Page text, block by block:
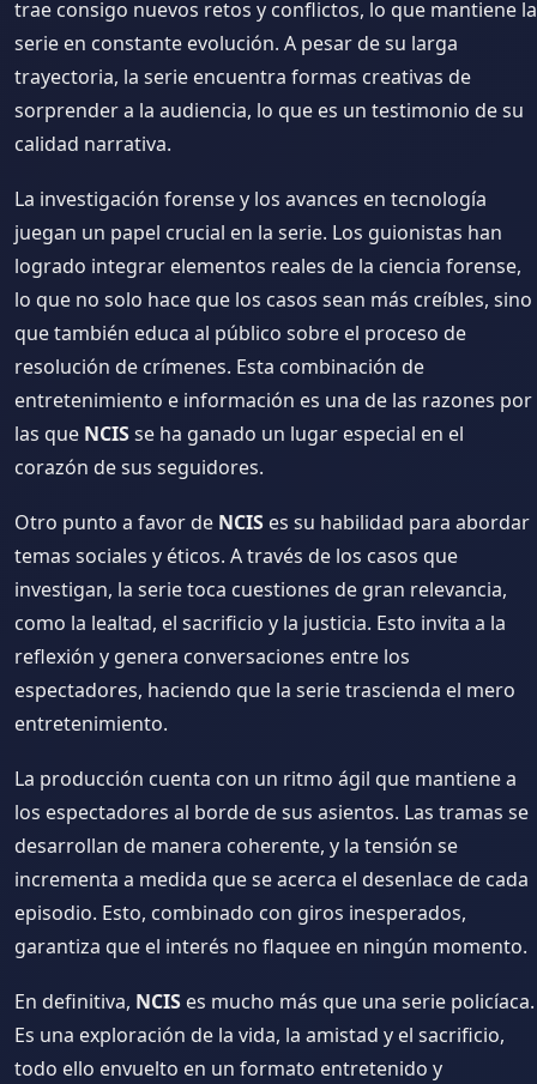
trae consigo nuevos retos y conflictos, lo que mantiene la
serie en constante evolución. A pesar de su larga
trayectoria, la serie encuentra formas creativas de
sorprender a la audiencia, lo que es un testimonio de su
calidad narrativa.
La investigación forense y los avances en tecnología
juegan un papel crucial en la serie. Los guionistas han
logrado integrar elementos reales de la ciencia forense,
lo que no solo hace que los casos sean más creíbles, sino
que también educa al público sobre el proceso de
resolución de crímenes. Esta combinación de
entretenimiento e información es una de las razones por
las que NCISse ha ganado un lugar especial en el
corazón de sus seguidores.
Otro punto a favor de NCIS es su habilidad para abordar
temas sociales y éticos. A través de los casos que
investigan, la serie toca cuestiones de gran relevancia,
como la lealtad, el sacrificio y la justicia. Esto invita a la
reflexión y genera conversaciones entre los
espectadores, haciendo que la serie trascienda el mero
entretenimiento.
La producción cuenta con un ritmo ágil que mantiene a
los espectadores al borde de sus asientos. Las tramas se
desarrollan de manera coherente, y la tensión se
incrementa a medida que se acerca el desenlace de cada
episodio. Esto, combinado con giros inesperados,
garantiza que el interés no flaquee en ningún momento.
En definitiva, NCIS es mucho más que una serie policíaca.
Es una exploración de la vida, la amistad y el sacrificio,
todo ello envuelto en un formato entretenido y